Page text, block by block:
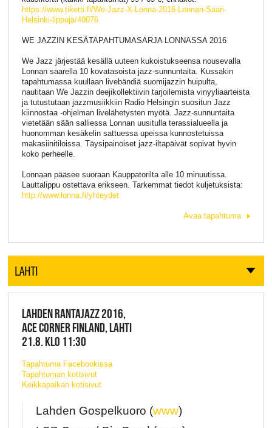
https://www.tiketti.fi/We-Jazz-X-Lonna-2016-Lonnan-Saari-
Helsinki-lippuja/40076
WE JAZZIN KESÄTAPAHTUMASARJA LONNASSA 2016
We Jazz järjestää kesällä uuteen kukoistukseensa nousevalla
Lonnan saarella 10 kovatasoista jazz-sunnuntaita. Kussakin
tapahtumassa kuullaan livebändiä suomijazzin huipulta,
nautitaan We Jazzin deejikollektiivin tarjoilemista vinyyliaarteista
ja tutustutaan jazzmusiikkiin Radio Helsingin suositun Jazz
kiinnostaa -ohjelman livelähetysten myötä. Jazz-sunnuntaita
vietetään sään salliessa Lonnan uusitulla terassialueella ja
huonomman kesäkelin sattuessa upeissa kunnostetuissa
makasiinitiloissa. Täysipainoiset jazz-iltapäivät sopivat hyvin
koko perheelle.
Lonnaan pääsee suoraan Kauppatorilta alle 10 minuutissa.
Lauttalippu ostettava erikseen. Tarkemmat tiedot kuljetuksista:
http://www.lonna.fi/yhteydet
Avaa tapahtuma
LAHTI
LAHDEN RANTAJAZZ 2016,
ACE CORNER FINLAND, LAHTI
21.8. KLO 11:30
Tapahtuma Facebookissa
Tapahtuman kotisivut
Keikkapaikan kotisivut
Lahden Gospelkuoro (www)